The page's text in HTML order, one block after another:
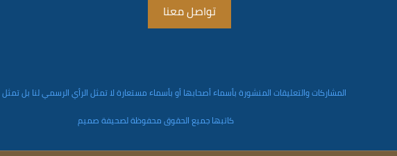
تواصل معنا
المشاركات والتعليقات المنشورة بأسماء أصحابها أو بأسماء مستعارة لا تمثل الرأي الرسمي لنا بل
كاتبها جميع الحقوق محفوظة لصحيفة صميم